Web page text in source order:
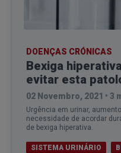
DOENÇAS CRÓNICAS
Bexiga
evitar esta
02 Novembro, 2021 • 3
Urgência em urinar,
necessidade de acordar
de bexiga hiperativa.
SISTEMA URINÁRIO